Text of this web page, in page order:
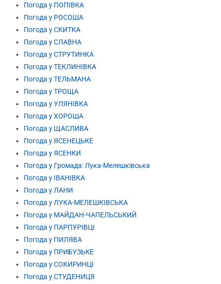
Погода у ПОПІВКА
Погода у РОСОША
Погода у СКИТКА
Погода у СЛАВНА
Погода у СТРУТИНКА
Погода у ТЕКЛИНІВКА
Погода у ТЕЛЬМАНА
Погода у ТРОЩА
Погода у УЛЯНІВКА
Погода у ХОРОША
Погода у ЩАСЛИВА
Погода у ЯСЕНЕЦЬКЕ
Погода у ЯСЕНКИ
Погода у Громада: Лука-Мелешківська
Погода у ІВАНІВКА
Погода у ЛАНИ
Погода у ЛУКА-МЕЛЕШКІВСЬКА
Погода у МАЙДАН-ЧАПЕЛЬСЬКИЙ
Погода у ПАРПУРІВЦІ
Погода у ПИЛЯВА
Погода у ПРИБУЗЬКЕ
Погода у СОКИРИНЦІ
Погода у СТУДЕНИЦЯ